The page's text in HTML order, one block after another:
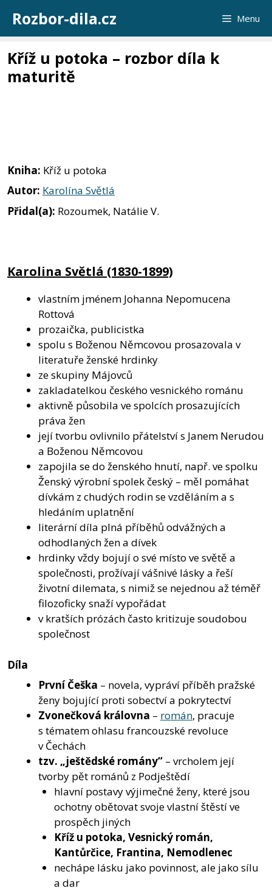
obsah
Rozbor-dila.cz Menu
Kříž u potoka – rozbor díla k
maturitě
Kniha: Kříž u potoka
Autor: Karolína Světlá
Přidal(a): Rozoumek, Natálie V.
Karolina Světlá (1830-1899)
vlastním jménem Johanna Nepomucena
Rottová
prozaička, publicistka
spolu s Boženou Němcovou prosazovala v
literatuře ženské hrdinky
ze skupiny Májovců
zakladatelkou českého vesnického románu
aktivně působila ve spolcích prosazujících
práva žen
její tvorbu ovlivnilo přátelství s Janem Nerudou
a Boženou Němcovou
zapojila se do ženského hnutí, např. ve spolku
Ženský výrobní spolek český – měl pomáhat
dívkám z chudých rodin se vzděláním a s
hledáním uplatnění
literární díla plná příběhů odvážných a
odhodlaných žen a dívek
hrdinky vždy bojují o své místo ve světě a
společnosti, prožívají vášnivé lásky a řeší
životní dilemata, s nimiž se nejednou až téměř
filozoficky snaží vypořádat
v kratších prózách často kritizuje soudobou
společnost
Díla
První Češka – novela, vypráví příběh pražské
ženy bojující proti sobectví a pokrytectví
Zvonečková královna – román, pracuje
s tématem ohlasu francouzské revoluce
v Čechách
tzv. „ještědské romány“ – vrcholem její
tvorby pět románů z Podještědí
hlavní postavy výjimečné ženy, které jsou
ochotny obětovat svoje vlastní štěstí ve
prospěch jiných
Kříž u potoka, Vesnický román,
Kantůrčice, Frantina, Nemodlenec
nechápe lásku jako povinnost, ale jako sílu
a dar